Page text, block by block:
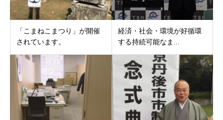
「こまねこまつり」が開催
されています。
経済・社会・環境が好循環
する持続可能なま...